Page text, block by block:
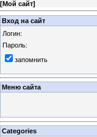
[Мой сайт]
Вход на сайт
Логин:
Пароль:
запомнить
Меню сайта
Categories